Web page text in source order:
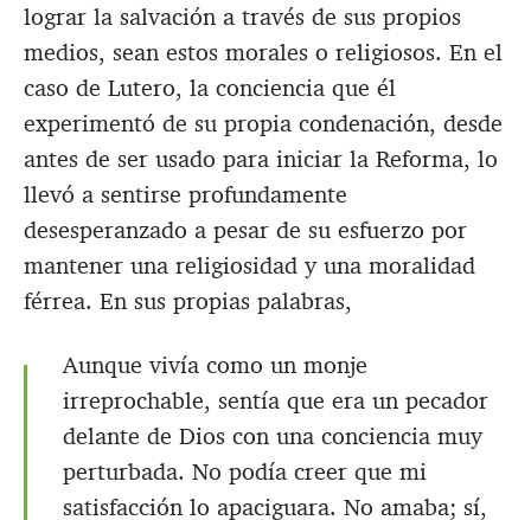
lograr la salvación a través de sus propios
medios, sean estos morales o religiosos. En el
caso de Lutero, la conciencia que él
experimentó de su propia condenación, desde
antes de ser usado para iniciar la Reforma, lo
llevó a sentirse profundamente
desesperanzado a pesar de su esfuerzo por
mantener una religiosidad y una moralidad
férrea. En sus propias palabras,
Aunque vivía como un monje
irreprochable, sentía que era un pecador
delante de Dios con una conciencia muy
perturbada. No podía creer que mi
satisfacción lo apaciguara. No amaba; sí,